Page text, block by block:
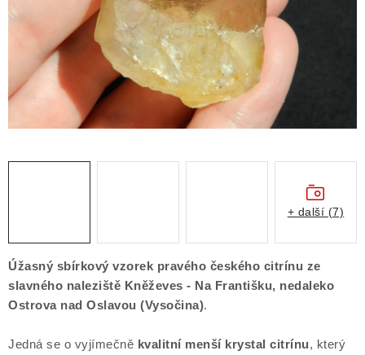
Obchodní podmínky
Podmínky ochrany osobních údajů
Poučení o právu na odstoupení od smlouvy
Puncovní značky
Výkup minerálů a drahých kamenů
Kontakt
Úžasný sbírkový vzorek pravého českého citrínu ze
slavného naleziště Kněževes - Na Františku, nedaleko
Ostrova nad Oslavou (Vysočina).
Jedná se o vyjímečně kvalitní menší krystal citrínu, který
+ další (7)